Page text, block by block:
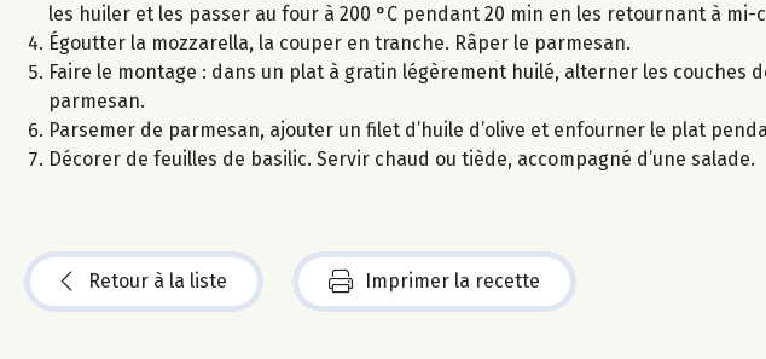
les huiler et les passer au four à 200 °C pendant 20 min en les retournant à mi-
Égoutter la mozzarella, la couper en tranche. Râper le parmesan.
Faire le montage : dans un plat à gratin légèrement huilé, alterner les couches
parmesan.
Parsemer de parmesan, ajouter un filet d’huile d’olive et enfourner le plat
Décorer de feuilles de basilic. Servir chaud ou tiède, accompagné d’une salade.
Retour à la liste Imprimer la recette